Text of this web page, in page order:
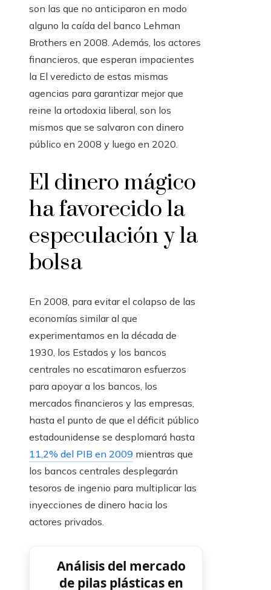
son las que no anticiparon en modo
alguno la caída del banco Lehman
Brothers en 2008. Además, los actores
financieros, que esperan impacientes
la El veredicto de estas mismas
agencias para garantizar mejor que
reine la ortodoxia liberal, son los
mismos que se salvaron con dinero
público en 2008 y luego en 2020.
El dinero mágico
ha favorecido la
especulación y la
bolsa
En 2008, para evitar el colapso de las
economías similar al que
experimentamos en la década de
1930, los Estados y los bancos
centrales no escatimaron esfuerzos
para apoyar a los bancos, los
mercados financieros y las empresas,
hasta el punto de que el déficit público
estadounidense se desplomará hasta
11,2% del PIB en 2009 mientras que
los bancos centrales desplegarán
tesoros de ingenio para multiplicar las
inyecciones de dinero hacia los
actores privados.
Análisis del mercado
de pilas plásticas en